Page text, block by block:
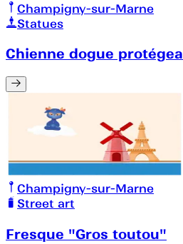
Champigny-sur-Marne
Statues
Chienne dogue
Champigny-sur-Marne
Street art
Fresque "Gros toutou"